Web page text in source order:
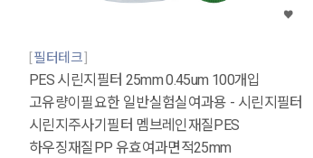
필터테크
PES 시린지필터 25mm 0.45um 100개입
고유량이필요한 일반실험실여과용 - 시린지필터
시린지주사기필터 멤브레인재질PES
하우징재질PP 유효여과면적25mm